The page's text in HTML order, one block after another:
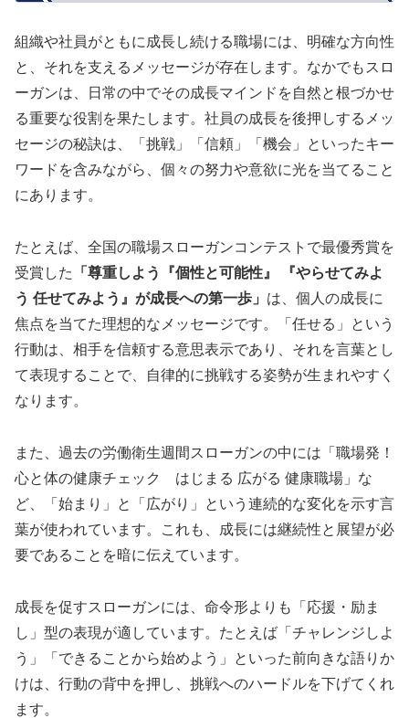
組織や社員がともに成長し続ける職場には、明確な方向性
と、それを支えるメッセージが存在します。なかでもスロ
ーガンは、日常の中でその成長マインドを自然と根づかせ
る重要な役割を果たします。社員の成長を後押しするメッ
セージの秘訣は、「挑戦」「信頼」「機会」といったキー
ワードを含みながら、個々の努力や意欲に光を当てること
にあります。
たとえば、全国の職場スローガンコンテストで最優秀賞を
受賞した
「尊重しよう『個性と可能性』 『やらせてみよ
う 任せてみよう』が成長への第一歩」 は、個人の成長に
焦点を当てた理想的なメッセージです。「任せる」という
行動は、相手を信頼する意思表示であり、それを言葉とし
て表現することで、自律的に挑戦する姿勢が生まれやすく
なります。
また、過去の労働衛生週間スローガンの中には「職場発！
心と体の健康チェック はじまる 広がる 健康職場」な
ど、「始まり」と「広がり」という連続的な変化を示す言
葉が使われています。これも、成長には継続性と展望が必
要であることを暗に伝えています。
成長を促すスローガンには、命令形よりも「応援・励ま
し」型の表現が適しています。たとえば「チャレンジしよ
う」「できることから始めよう」といった前向きな語りか
けは、行動の背中を押し、挑戦へのハードルを下げてくれ
ます。